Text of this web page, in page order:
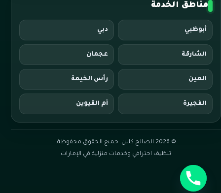
مناطق الخدمة
أبوظبي دبي
الشارقة عجمان
العين رأس الخيمة
الفجيرة أم القيوين
© 2026 الصالح كلين. جميع الحقوق محفوظة.
تنظيف احترافي وخدمات منزلية في الإمارات